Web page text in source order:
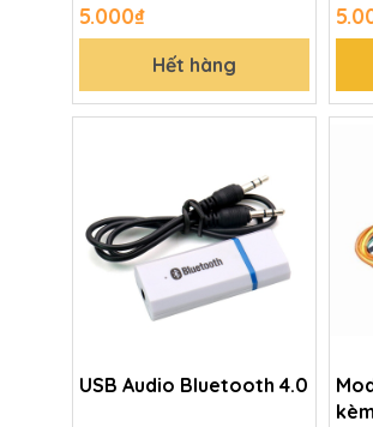
5.000₫
Hết hàng
USB Audio Bluetooth 4.0